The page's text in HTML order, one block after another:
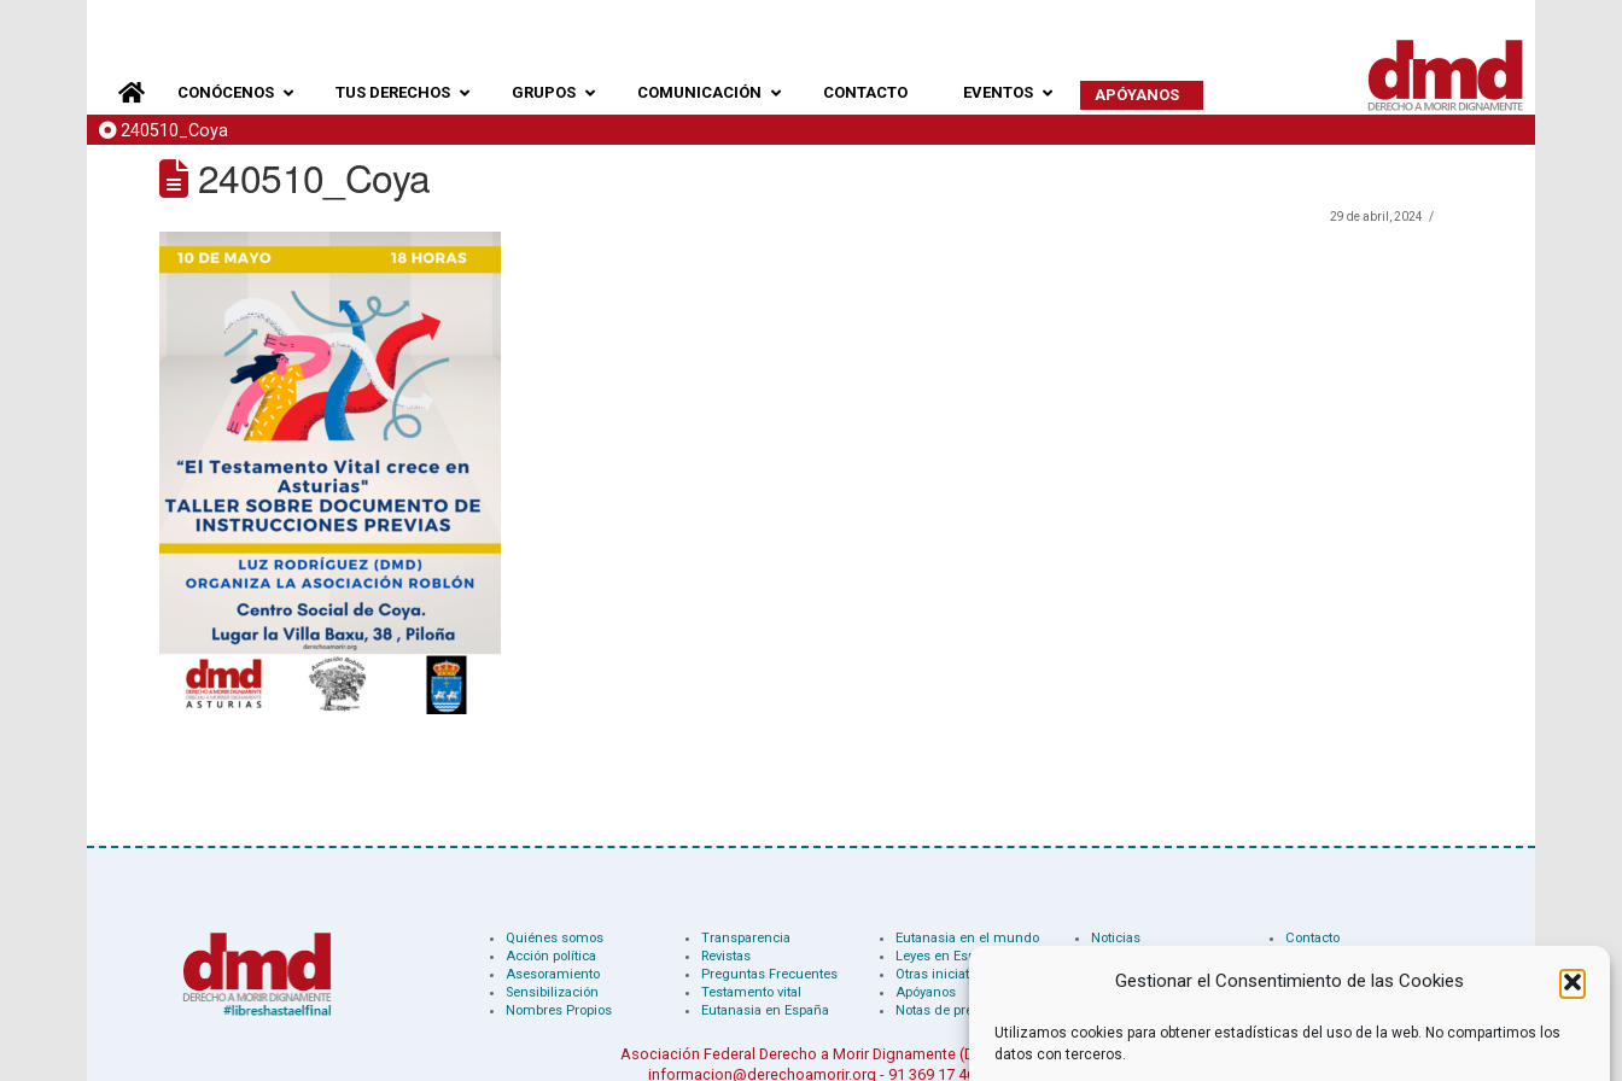
Gestionar el Consentimiento de las Cookies
Utilizamos cookies para obtener estadísticas del uso de la web. No compartimos los
datos con terceros.
CONÓCENOS TUS DERECHOS GRUPOS COMUNICACIÓN CONTACTO EVENTOS APÓYANOS
240510_Coya
240510_Coya
29 de abril, 2024
Quiénes somos
Acción política
Asesoramiento
Sensibilización
Nombres Propios
Transparencia
Revistas
Preguntas Frecuentes
Testamento vital
Eutanasia en España
Eutanasia en el mundo
Leyes en España
Otras iniciativas
Apóyanos
Notas de prensa
Noticias
Archivo
Libros recomendados
Contacto
Política de privacidad
Facebook
Asociación Federal Derecho a Morir Dignamente (DMD)
informacion@derechoamorir.org - 91 369 17 46